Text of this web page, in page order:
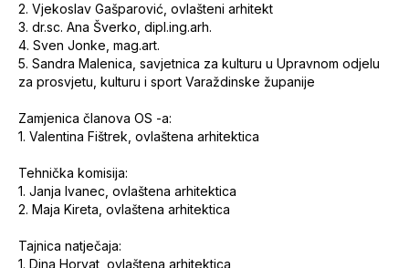
2. Vjekoslav Gašparović, ovlašteni arhitekt
3. dr.sc. Ana Šverko, dipl.ing.arh.
4. Sven Jonke, mag.art.
5. Sandra Malenica, savjetnica za kulturu u Upravnom odjelu
za prosvjetu, kulturu i sport Varaždinske županije
Zamjenica članova OS -a:
1. Valentina Fištrek, ovlaštena arhitektica
Tehnička komisija:
1. Janja Ivanec, ovlaštena arhitektica
2. Maja Kireta, ovlaštena arhitektica
Tajnica natječaja:
1. Dina Horvat, ovlaštena arhitektica